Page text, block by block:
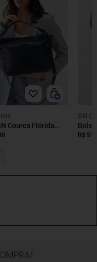
Couros Flórida
SN
R$